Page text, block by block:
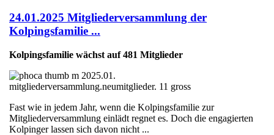
24.01.2025 Mitgliederversammlung der
Kolpingsfamilie ...
Kolpingsfamilie wächst auf 481 Mitglieder
Fast wie in jedem Jahr, wenn die Kolpingsfamilie zur
Mitgliederversammlung einlädt regnet es. Doch die engagierten
Kolpinger lassen sich davon nicht ...